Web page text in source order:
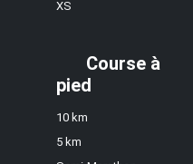
XS
Course à
pied
10 km
5 km